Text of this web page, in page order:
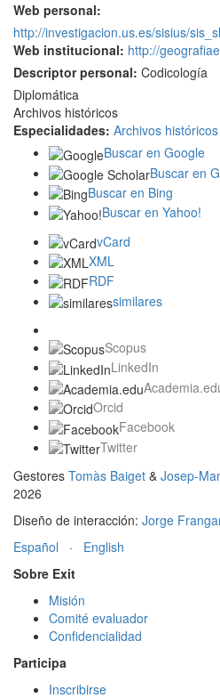
Web personal:
http://investigacion.us.es/sisius/
Web institucional: http://
Descriptor personal: Codicología
Diplomática
Archivos históricos
Especialidades: Archivos históricos
Buscar en Google
Buscar en
Buscar en Bing
Buscar en Yahoo!
vCard
XML
RDF
similares
Scopus
LinkedIn
Orcid
Facebook
Twitter
Gestores Tomàs Baiget & Josep-
2026
Diseño de interacción: Jorge
Español · English
Sobre Exit
Misión
Comité evaluador
Confidencialidad
Participa
Inscribirse